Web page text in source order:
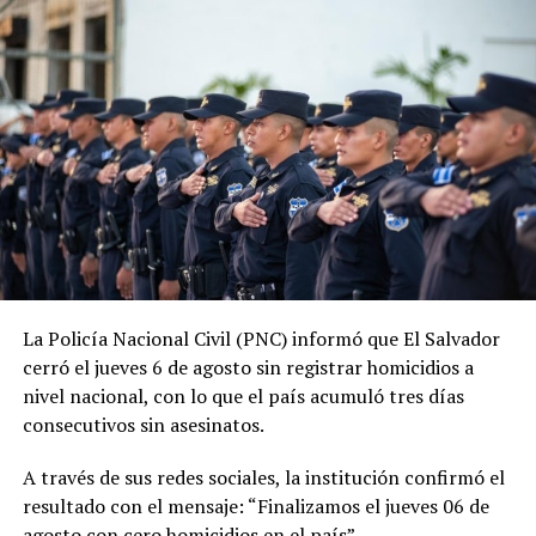
tendencia descendente en los homicidios. Durante su
administración, la PNC contabiliza 1,288 jornadas sin
ADVERTISEMENT
que va del año, las autoridades reportan 185 días sin
homicidios, mientras que 2025 también cerró con
indicadores favorables en materia de seguridad.
que el Gobierno mantendrá las acciones para localizar y
capturar a integrantes de estructuras criminales que
La Policía Nacional Civil (PNC) informó que El Salvador
cerró el jueves 6 de agosto sin registrar homicidios a
nivel nacional, con lo que el país acumuló tres días
consecutivos sin asesinatos.
A través de sus redes sociales, la institución confirmó el
resultado con el mensaje: “Finalizamos el jueves 06 de